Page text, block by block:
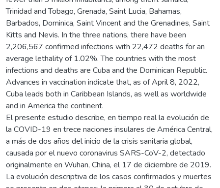
Trinidad and Tobago, Grenada, Saint Lucia, Bahamas,
Barbados, Dominica, Saint Vincent and the Grenadines, Saint
Kitts and Nevis. In the three nations, there have been
2,206,567 confirmed infections with 22,472 deaths for an
average lethality of 1.02%. The countries with the most
infections and deaths are Cuba and the Dominican Republic.
Advances in vaccination indicate that, as of April 8, 2022,
Cuba leads both in Caribbean Islands, as well as worldwide
and in America the continent.
El presente estudio describe, en tiempo real la evolución de
la COVID-19 en trece naciones insulares de América Central,
a más de dos años del inicio de la crisis sanitaria global,
causada por el nuevo coronavirus SARS-CoV-2, detectado
originalmente en Wuhan, China, el 17 de diciembre de 2019.
La evolución descriptiva de los casos confirmados y muertes